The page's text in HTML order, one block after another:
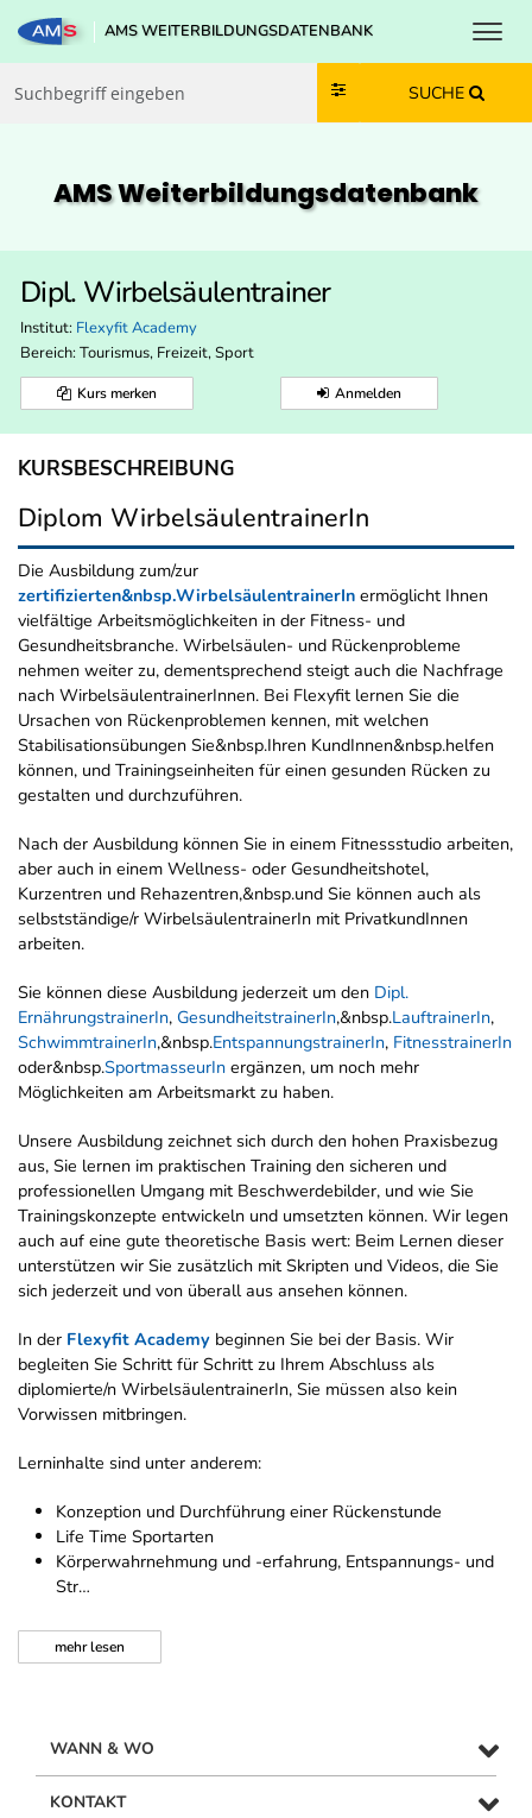
Zum Inhalt springen
Zum Navmenü springen
Zur Suche springen
Zur Footer springen
AMS WEITERBILDUNGSDATENBANK
SUCHE
AMS Weiterbildungs­datenbank
Dipl. Wirbelsäulentrainer
Institut: Flexyfit Academy
Bereich: Tourismus, Freizeit, Sport
Kurs merken Anmelden
KURSBESCHREIBUNG
Diplom WirbelsäulentrainerIn
Die Ausbildung zum/zur
zertifizierten&nbsp.WirbelsäulentrainerIn ermöglicht Ihnen
vielfältige Arbeitsmöglichkeiten in der Fitness- und
Gesundheitsbranche. Wirbelsäulen- und Rückenprobleme
nehmen weiter zu, dementsprechend steigt auch die Nachfrage
nach WirbelsäulentrainerInnen. Bei Flexyfit lernen Sie die
Ursachen von Rückenproblemen kennen, mit welchen
Stabilisationsübungen Sie&nbsp.Ihren KundInnen&nbsp.helfen
können, und Trainingseinheiten für einen gesunden Rücken zu
gestalten und durchzuführen.
Nach der Ausbildung können Sie in einem Fitnessstudio arbeiten,
aber auch in einem Wellness- oder Gesundheitshotel,
Kurzentren und Rehazentren,&nbsp.und Sie können auch als
selbstständige/r WirbelsäulentrainerIn mit PrivatkundInnen
arbeiten.
Sie können diese Ausbildung jederzeit um den Dipl.
ErnährungstrainerIn, GesundheitstrainerIn,&nbsp.LauftrainerIn,
SchwimmtrainerIn,&nbsp.EntspannungstrainerIn, FitnesstrainerIn
oder&nbsp.SportmasseurIn ergänzen, um noch mehr
Möglichkeiten am Arbeitsmarkt zu haben.
Unsere Ausbildung zeichnet sich durch den hohen Praxisbezug
aus, Sie lernen im praktischen Training den sicheren und
professionellen Umgang mit Beschwerdebilder, und wie Sie
Trainingskonzepte entwickeln und umsetzten können. Wir legen
auch auf eine gute theoretische Basis wert: Beim Lernen dieser
unterstützen wir Sie zusätzlich mit Skripten und Videos, die Sie
sich jederzeit und von überall aus ansehen können.
In der Flexyfit Academy beginnen Sie bei der Basis. Wir
begleiten Sie Schritt für Schritt zu Ihrem Abschluss als
diplomierte/n WirbelsäulentrainerIn, Sie müssen also kein
Vorwissen mitbringen.
Lerninhalte sind unter anderem:
Konzeption und Durchführung einer Rückenstunde
Life Time Sportarten
Körperwahrnehmung und -erfahrung, Entspannungs- und
Str…
mehrlesen
WANN & WO
KONTAKT